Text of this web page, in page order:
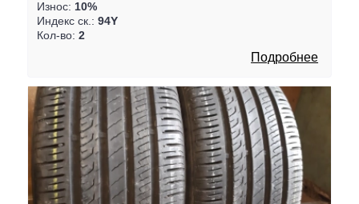
Износ: 10%
Индекс ск.: 94Y
Кол-во: 2
Подробнее